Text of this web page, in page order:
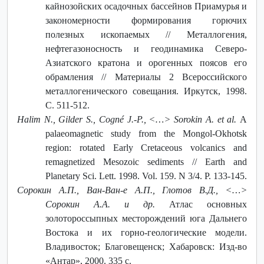
кайнозойских осадочных бассейнов Приамурья и
закономерности формирования горючих
полезных ископаемых // Металлогения,
нефтегазоносность и геодинамика Северо-
Азиатского кратона и орогенных поясов его
обрамления // Материалы 2 Всероссийского
металлогенического совещания. Иркутск, 1998.
С. 511-512.
Halim N., Gilder S., Cogné J.-P., ˂…˃ Sorokin A. et al. A
palaeomagnetic study from the Mongol-Okhotsk
region: rotated Early Cretaceous volcanics and
remagnetized Mesozoic sediments // Earth and
Planetary Sci. Lett. 1998. Vol. 159. N 3/4. P. 133-145.
Сорокин А.П., Ван-Ван-е А.П., Глотов В.Д., ˂…˃
Сорокин А.А. и др. Атлас основных
золотороссыпных месторождений юга Дальнего
Востока и их горно-геологические модели.
Владивосток; Благовещенск; Хабаровск: Изд-во
«Антар», 2000. 335 с.